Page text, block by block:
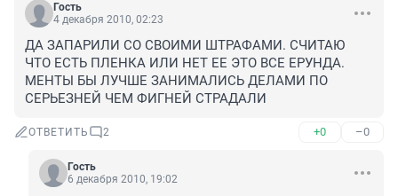
Гость
4 декабря 2010, 02:23
ДА ЗАПАРИЛИ СО СВОИМИ ШТРАФАМИ. СЧИТАЮ
ЧТО ЕСТЬ ПЛЕНКА ИЛИ НЕТ ЕЕ ЭТО ВСЕ ЕРУНДА.
МЕНТЫ БЫ ЛУЧШЕ ЗАНИМАЛИСЬ ДЕЛАМИ ПО
СЕРЬЕЗНЕЙ ЧЕМ ФИГНЕЙ СТРАДАЛИ
ОТВЕТИТЬ 2 +0 –0
Гость
6 декабря 2010, 19:02